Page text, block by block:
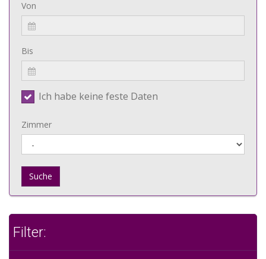
Von
Bis
Ich habe keine feste Daten
Zimmer
Suche
Filter: